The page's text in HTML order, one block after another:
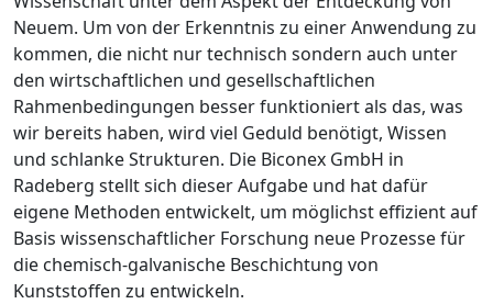
Neuem. Um von der Erkenntnis zu einer Anwendung zu
kommen, die nicht nur technisch sondern auch unter
den wirtschaftlichen und gesellschaftlichen
Rahmenbedingungen besser funktioniert als das, was
wir bereits haben, wird viel Geduld benötigt, Wissen
und schlanke Strukturen. Die Biconex GmbH in
Radeberg stellt sich dieser Aufgabe und hat dafür
eigene Methoden entwickelt, um möglichst effizient auf
Basis wissenschaftlicher Forschung neue Prozesse für
die chemisch-galvanische Beschichtung von
Kunststoffen zu entwickeln.